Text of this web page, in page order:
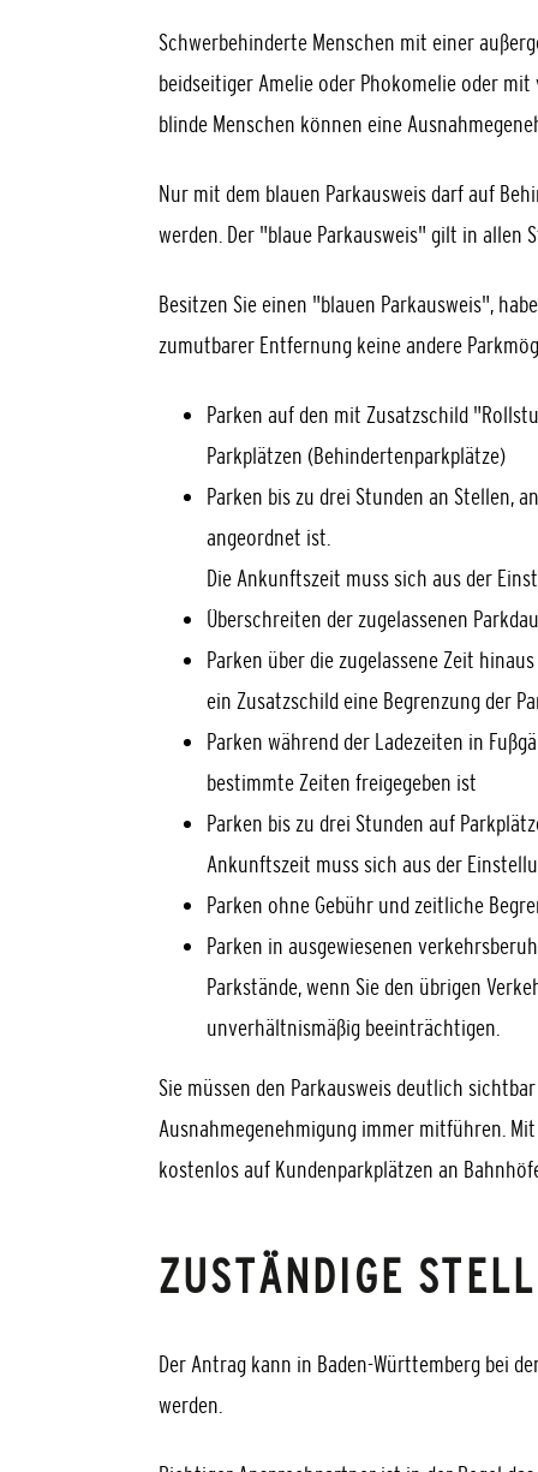
Schwerbehinderte Menschen mit einer
beidseitiger Amelie oder Phokomelie oder
blinde Menschen können eine
Nur mit dem blauen Parkausweis darf auf
werden. Der "blaue Parkausweis" gilt in allen
Besitzen Sie einen "blauen Parkausweis",
zumutbarer Entfernung keine andere
Parken auf den mit Zusatzschild
Parkplätzen (Behindertenparkplätze)
Parken bis zu drei Stunden an Stellen,
angeordnet ist.
Die Ankunftszeit muss sich aus der
Überschreiten der zugelassenen
Parken über die zugelassene Zeit
ein Zusatzschild eine Begrenzung der
Parken während der Ladezeiten in
bestimmte Zeiten freigegeben ist
Parken bis zu drei Stunden auf
Ankunftszeit muss sich aus der
Parken ohne Gebühr und zeitliche
Parken in ausgewiesenen
Parkstände, wenn Sie den übrigen
unverhältnismäßig beeinträchtigen.
Sie müssen den Parkausweis deutlich
Ausnahmegenehmigung immer mitführen.
kostenlos auf Kundenparkplätzen an
ZUSTÄNDIGE
Der Antrag kann in Baden-Württemberg bei
werden.